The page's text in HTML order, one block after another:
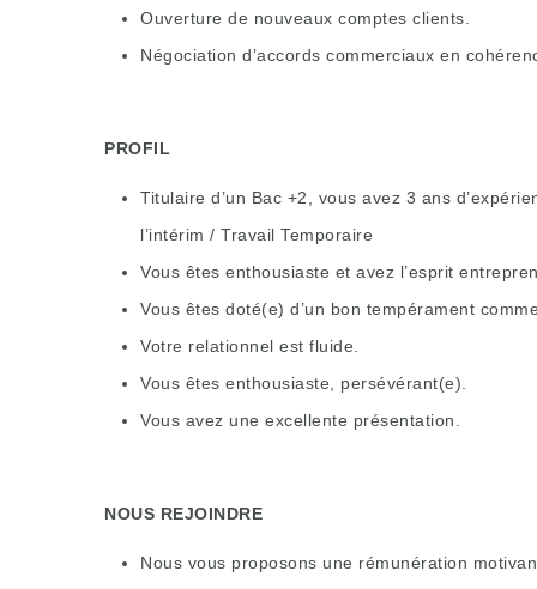
Ouverture de nouveaux comptes clients.
Négociation d’accords commerciaux en
PROFIL
Titulaire d’un Bac +2, vous avez 3 ans
l’intérim / Travail Temporaire
Vous êtes enthousiaste et avez l’esprit
Vous êtes doté(e) d’un bon tempérament
Votre relationnel est fluide.
Vous êtes enthousiaste, persévérant(e).
Vous avez une excellente présentation.
NOUS REJOINDRE
Nous vous proposons une rémunération